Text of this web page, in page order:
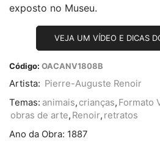
exposto no Museu.
VEJA UM VÍDEO E DICAS
Código: OACANV1808B
Artista: Pierre-Auguste Renoir
Temas: animais, crianças, Formato
obras de arte, Renoir, retratos
Ano da Obra: 1887